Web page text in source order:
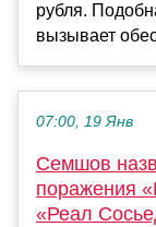
рубля.
вызывает
07:00, 19 Янв
Семшов
поражения
«Реал